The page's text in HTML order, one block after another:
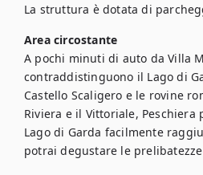
La struttura è dotata di
Area circostante
A pochi minuti di auto da Villa
contraddistinguono il Lago di
Castello Scaligero e le rovine
Riviera e il Vittoriale,
Lago di Garda facilmente
potrai degustare le